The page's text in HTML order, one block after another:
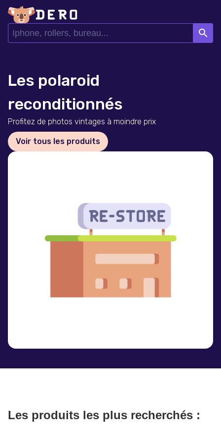
search
Les polaroid
reconditionnés
Profitez de photos vintages à moindre prix
Voir tous les produits
Les produits les plus recherchés :